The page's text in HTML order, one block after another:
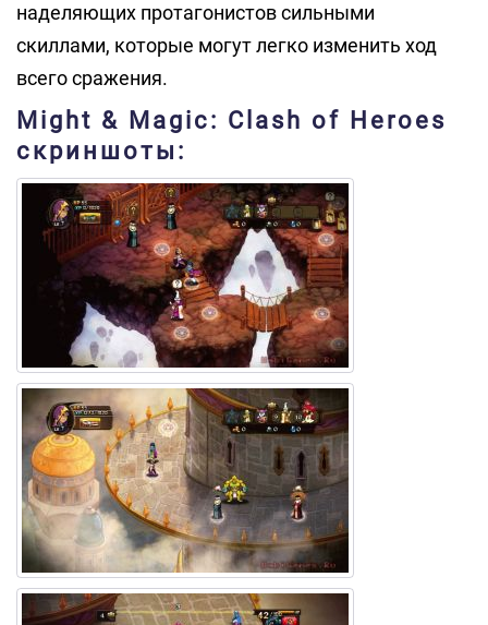
наделяющих протагонистов сильными
скиллами, которые могут легко изменить ход
всего сражения.
Might & Magic: Clash of Heroes
скриншоты: